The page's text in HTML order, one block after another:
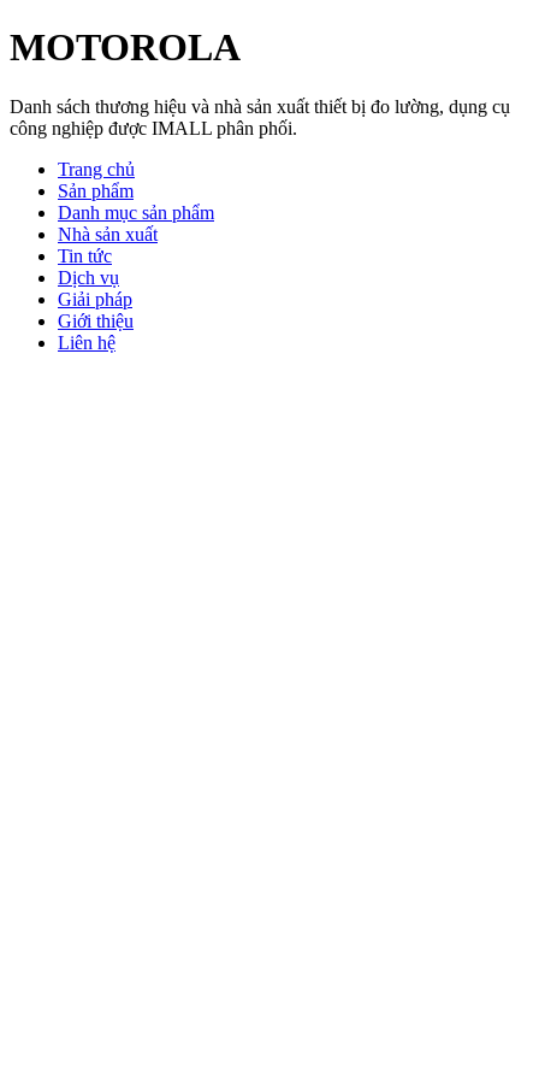
MOTOROLA
Danh sách thương hiệu và nhà sản xuất thiết bị đo lường, dụng cụ
công nghiệp được IMALL phân phối.
Trang chủ
Sản phẩm
Danh mục sản phẩm
Nhà sản xuất
Tin tức
Dịch vụ
Giải pháp
Giới thiệu
Liên hệ